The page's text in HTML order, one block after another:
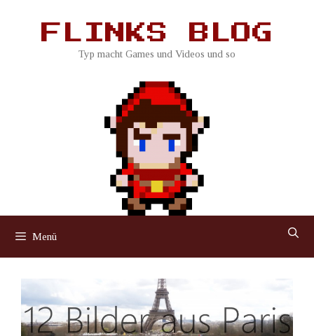
FLINKS BLOG
Typ macht Games und Videos und so
Menü